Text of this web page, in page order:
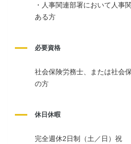
・人事関連部署において人事
ある方
必要資格
社会保険労務士、または社会
の方
休日休暇
完全週休2日制（土／日）祝